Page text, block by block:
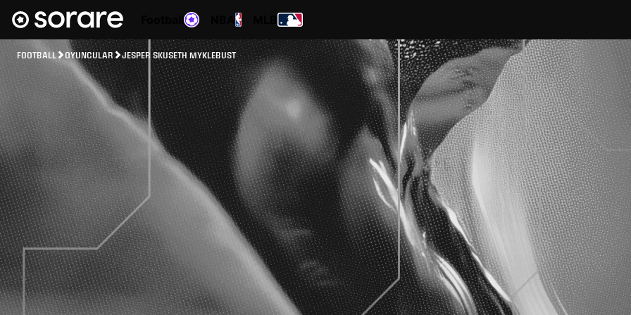
FOOTBALL OYUNCULAR JESPER SKUSETH MYKLEBUST